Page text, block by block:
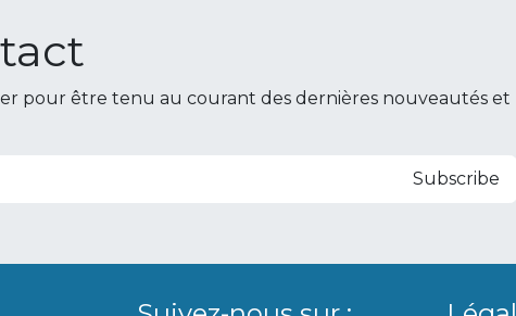
pour être tenu au courant des dernières nouveautés et
Subscribe